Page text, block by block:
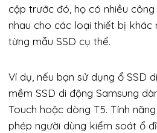
cập trước đó, họ có nhiều
nhau cho các loại thiết bị khác
từng mẫu SSD cụ thể.
Ví dụ, nếu bạn sử dụng ổ SSD
mềm SSD di động Samsung
Touch hoặc dòng T5. Tính
phép người dùng kiểm soát ổ